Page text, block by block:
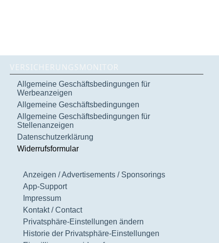
VERSICHERUNGSMONITOR
Allgemeine Geschäftsbedingungen für
Werbeanzeigen
Allgemeine Geschäftsbedingungen
Allgemeine Geschäftsbedingungen für
Stellenanzeigen
Datenschutzerklärung
Widerrufsformular
Anzeigen / Advertisements / Sponsorings
App-Support
Impressum
Kontakt / Contact
Privatsphäre-Einstellungen ändern
Historie der Privatsphäre-Einstellungen